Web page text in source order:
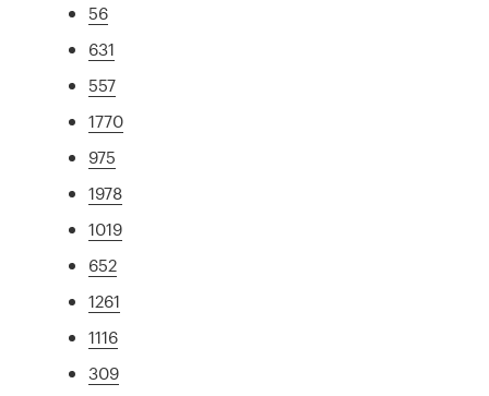
56
631
557
1770
975
1978
1019
652
1261
1116
309